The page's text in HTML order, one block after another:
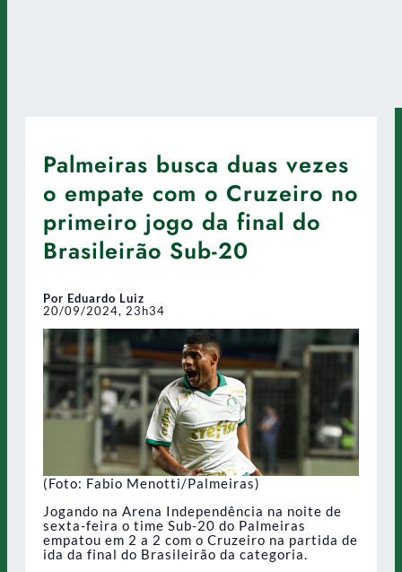
Palmeiras busca duas vezes
o empate com o Cruzeiro no
primeiro jogo da final do
Brasileirão Sub-20
Por Eduardo Luiz
20/09/2024, 23h34
(Foto: Fabio Menotti/Palmeiras)
Jogando na Arena Independência na noite de
sexta-feira o time Sub-20 do Palmeiras
empatou em 2 a 2 com o Cruzeiro na partida de
ida da final do Brasileirão da categoria.